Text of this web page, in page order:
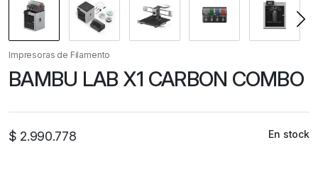
Impresoras de Filamento
BAMBU LAB X1 CARBON COMBO
$ 2.990.778 En stock